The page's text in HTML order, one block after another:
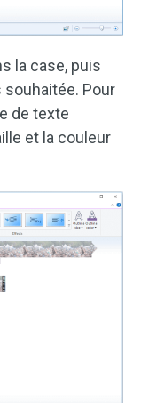
la case, puis
Pour
de texte
et la couleur